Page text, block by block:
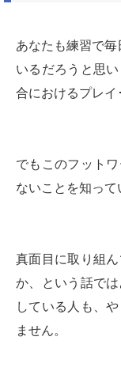
あなたも練習で
いるだろうと思
合におけるプレイ
でもこのフット
ないことを知って
真面目に取り組
か、という話で
している人も、
ません。